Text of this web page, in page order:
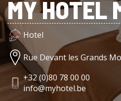
MY HOTEL
Hotel
Rue Devant les Grands
+32 (0)80 78 00 00
info@myhotel.be